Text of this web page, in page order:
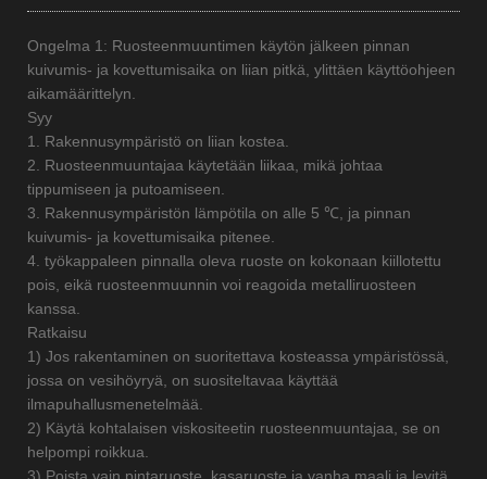
Ongelma 1: Ruosteenmuuntimen käytön jälkeen pinnan
kuivumis- ja kovettumisaika on liian pitkä, ylittäen käyttöohjeen
aikamäärittelyn.
Syy
1. Rakennusympäristö on liian kostea.
2. Ruosteenmuuntajaa käytetään liikaa, mikä johtaa
tippumiseen ja putoamiseen.
3. Rakennusympäristön lämpötila on alle 5 ℃, ja pinnan
kuivumis- ja kovettumisaika pitenee.
4. työkappaleen pinnalla oleva ruoste on kokonaan kiillotettu
pois, eikä ruosteenmuunnin voi reagoida metalliruosteen
kanssa.
Ratkaisu
1) Jos rakentaminen on suoritettava kosteassa ympäristössä,
jossa on vesihöyryä, on suositeltavaa käyttää
ilmapuhallusmenetelmää.
2) Käytä kohtalaisen viskositeetin ruosteenmuuntajaa, se on
helpompi roikkua.
3) Poista vain pintaruoste, kasaruoste ja vanha maali ja levitä